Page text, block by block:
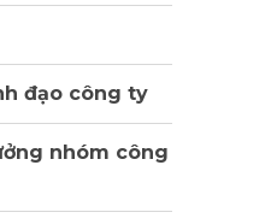
đạo công ty
nhóm công